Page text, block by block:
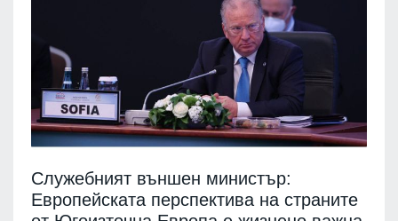
Служебният външен министър:
Европейската перспектива на страните